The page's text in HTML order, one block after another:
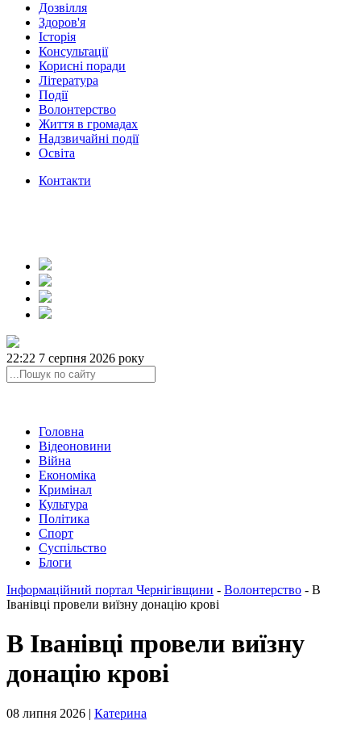
Дозвілля
Здоров'я
Історія
Консультації
Корисні поради
Література
Події
Волонтерство
Життя в громадах
Надзвичайні події
Освіта
Контакти
22:22 7 серпня 2026 року
Головна
Відеоновини
Війна
Економіка
Кримінал
Культура
Політика
Спорт
Суспільство
Блоги
Інформаційний портал Чернігівщини - Волонтерство - В
Іванівці провели виїзну донацію крові
В Іванівці провели виїзну
донацію крові
08 липня 2026 | Катерина